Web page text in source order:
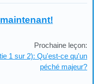
Prochaine leçon:
1 sur 2): Qu'est-ce qu'un
péché majeur?